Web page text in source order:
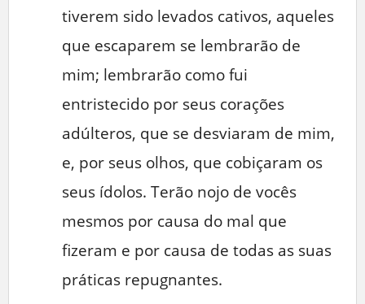
tiverem sido levados cativos, aqueles
que escaparem se lembrarão de
mim; lembrarão como fui
entristecido por seus corações
adúlteros, que se desviaram de mim,
e, por seus olhos, que cobiçaram os
seus ídolos. Terão nojo de vocês
mesmos por causa do mal que
fizeram e por causa de todas as suas
práticas repugnantes.